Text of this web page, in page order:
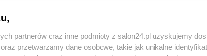
partnerów oraz inne podmioty z salon24.pl uzyskujemy
przetwarzamy dane osobowe, takie jak unikalne